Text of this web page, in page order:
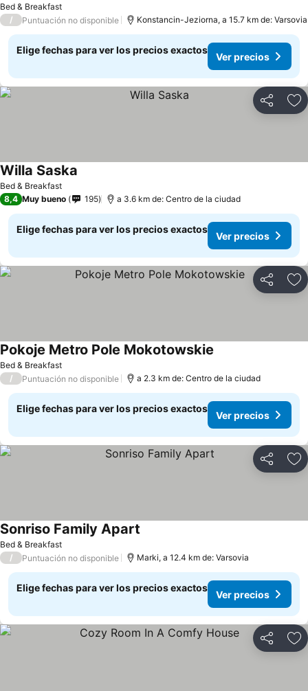
Bed & Breakfast
/ Puntuación no disponible Konstancin-Jeziorna, a 15.7 km de: Varsovia
Elige fechas para ver los precios exactos
Ver precios
Compartir
Bed & Breakfast
Willa Saska
8,4 Muy bueno 195 a 3.6 km de: Centro de la ciudad
Elige fechas para ver los precios exactos
Ver precios
Compartir
Bed & Breakfast
Pokoje Metro Pole Mokotowskie
/ Puntuación no disponible a 2.3 km de: Centro de la ciudad
Elige fechas para ver los precios exactos
Ver precios
Compartir
Bed & Breakfast
Sonriso Family Apart
/ Puntuación no disponible Marki, a 12.4 km de: Varsovia
Elige fechas para ver los precios exactos
Ver precios
Compartir